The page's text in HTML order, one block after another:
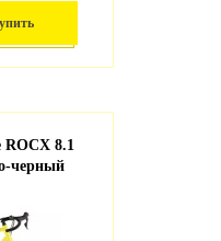
ROCX 8.1
черный